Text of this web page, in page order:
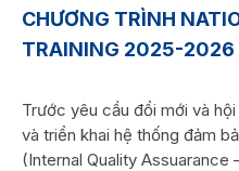
CHƯƠNG TRÌNH
TRAINING 2025-2026
Trước yêu cầu đổi mới và
và triển khai hệ thống đảm
(Internal Quality Assuarance